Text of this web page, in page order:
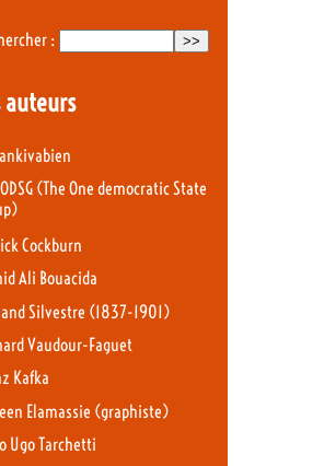
:
auteurs
(The One democratic State
Cockburn
Ali Bouacida
Silvestre (1837-1901)
Vaudour-Faguet
Kafka
Elamassie (graphiste)
Ugo Tarchetti